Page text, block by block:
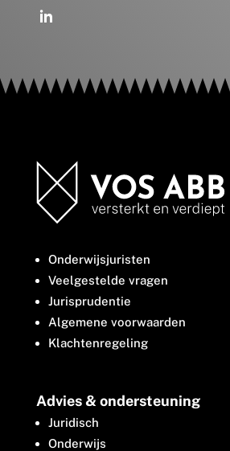
Onderwijsjuristen
Veelgestelde vragen
Jurisprudentie
Algemene voorwaarden
Klachtenregeling
Advies & ondersteuning
Juridisch
Onderwijs